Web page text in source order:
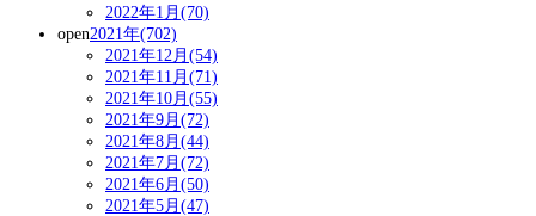
2022年1月(70)
open2021年(702)
2021年12月(54)
2021年11月(71)
2021年10月(55)
2021年9月(72)
2021年8月(44)
2021年7月(72)
2021年6月(50)
2021年5月(47)